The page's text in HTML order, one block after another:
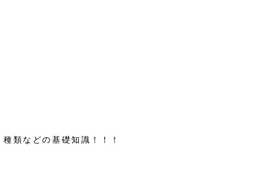
類などの基礎知識！！！